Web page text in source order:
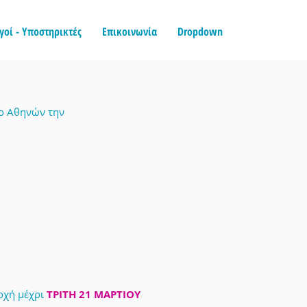
- Υποστηρικτές Επικοινωνία Dropdown
Αθηνών την
μέχρι ΤΡΙΤΗ 21 ΜΑΡΤΙΟΥ